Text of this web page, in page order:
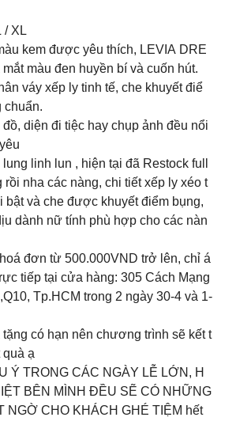
/ XL
kem được yêu thích, LEVIA DRE
màu đen huyền bí và cuốn hút.
váy xếp ly tinh tế, che khuyết điể
chuẩn.
diện đi tiệc hay chụp ảnh đều nổi
linh lun , hiện tại đã Restock full
nha các nàng, chi tiết xếp ly xéo t
bật và che được khuyết điểm bụng,
dành nữ tính phù hợp cho các nàn
đơn từ 500.000VND trở lên, chỉ á
tiếp tại cửa hàng: 305 Cách Mạng
Tp.HCM trong 2 ngày 30-4 và 1-
có hạn nên chương trình sẽ kết t
ạ
Ý TRONG CÁC NGÀY LỄ LỚN, H
BÊN MÌNH ĐỀU SẼ CÓ NHỮNG
NGỜ CHO KHÁCH GHÉ TIỆM hết